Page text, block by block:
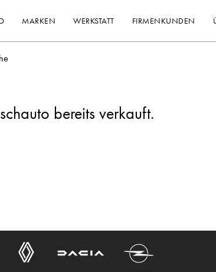
MARKEN WERKSTATT FIRMENKUNDEN
bereits verkauft.